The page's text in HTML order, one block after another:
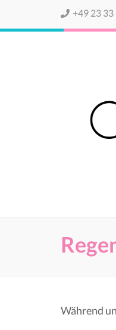
+49 23 33
Während